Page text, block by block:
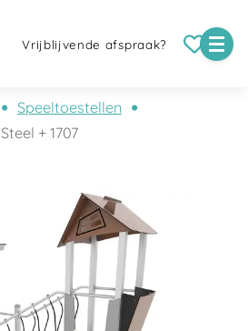
Vrijblijvende afspraak?
Speeltoestellen
Steel + 1707